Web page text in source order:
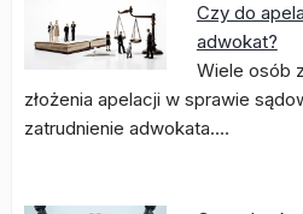
Czy do
adwokat?
Wiele osób
złożenia apelacji w sprawie
zatrudnienie adwokata.…